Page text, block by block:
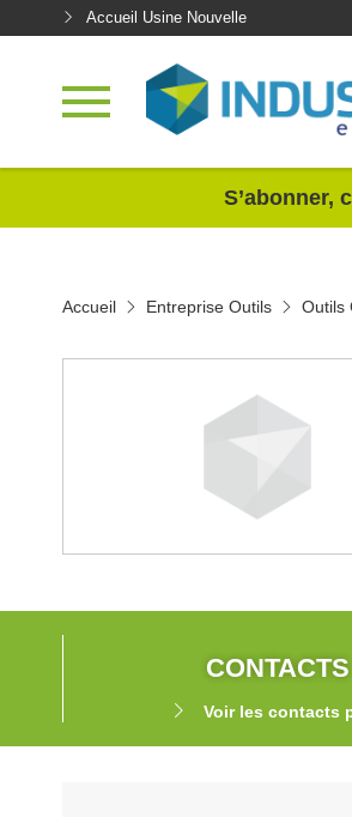
Accueil Usine Nouvelle
S’abonner,
Accueil Entreprise Outils Outils
CONTACTS
Voir les contacts